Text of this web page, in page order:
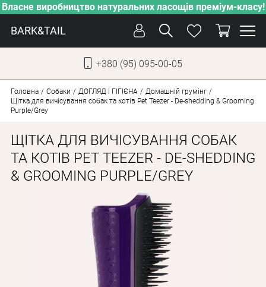
Власне виробництво натуральних ласощів преміум-класу!
BARK&TAIL
+380 (95) 095-00-05
ПІКЛУВАННЯ
ВІД СПЕКИ
ВЛАСНЕ ВИРОБНИЦТВО
НОВИНКИ
АКЦІЇ
ДЛЯ КОТІВ
Оплата і доставка
Головна Собаки ДОГЛЯД І ГІГІЄНА
Домашній грумінг
Щітка для вичісування собак та котів Pet Teezer - De-shedding & Grooming
Purple/Grey
ЩІТКА ДЛЯ ВИЧІСУВАННЯ СОБАК
ТА КОТІВ PET TEEZER - DE-SHEDDING
& GROOMING PURPLE/GREY